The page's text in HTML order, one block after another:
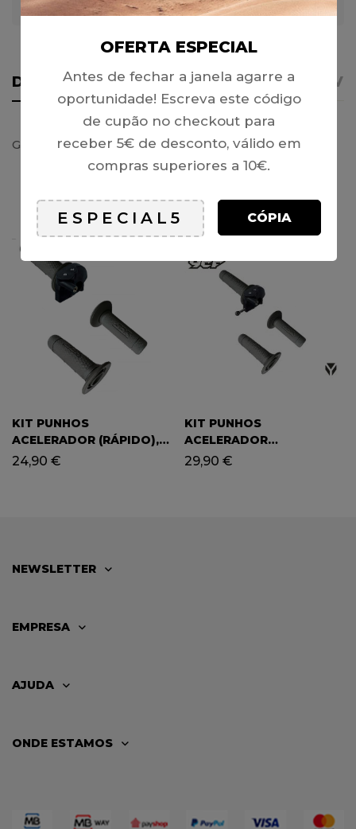
Garantia de Pagamento 100% Seguro
DETALHES AVISO IMPORTANTE
Guiador ATV 49
PRODUTOS RELACIONADOS
KIT PUNHOS
ACELERADOR (RÁPIDO),
YCF / PITBIKE
24,90 €
KIT PUNHOS
ACELERADOR
(REGULÁVEL), YCF /
29,90 €
NEWSLETTER
EMPRESA
AJUDA
ONDE ESTAMOS
OFERTA ESPECIAL
Antes de fechar a janela agarre a
oportunidade! Escreva este código
de cupão no checkout para
receber 5€ de desconto, válido em
compras superiores a 10€.
CÓPIA